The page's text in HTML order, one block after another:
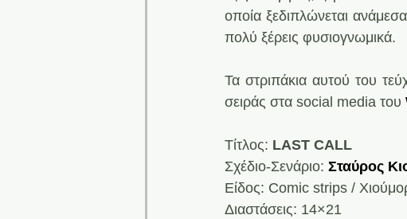
οποία ξεδιπλώνεται
πολύ ξέρεις φυσιογνωμικά.
Τα στριπάκια αυτού του
σειράς στα social media του
Tίτλος: LAST CALL
Σχέδιο-Σενάριο: Σταύρος
Είδος: Comic strips /
Διαστάσεις: 14×21